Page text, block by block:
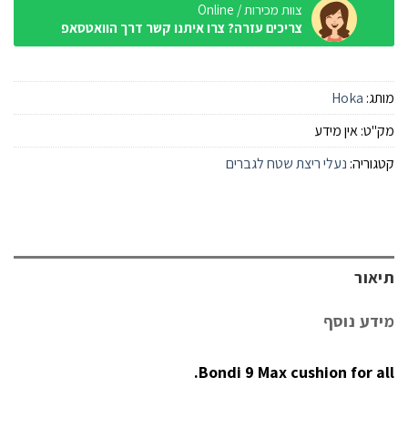
צוות מכירות / Online
צריכים עזרה? צרו איתנו קשר דרך הוואטסאפ
מותג: Hoka
מק"ט:אין מידע
קטגוריה: נעלי ריצת שטח לגברים
תיאור
מידע נוסף
Bondi 9 Max cushion for all.